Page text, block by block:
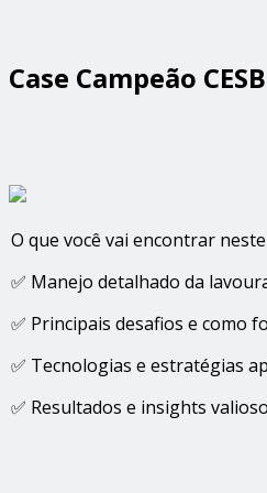
Case Campeão
O que você vai encontrar neste
✅ Manejo detalhado da
✅ Principais desafios e como
✅ Tecnologias e estratégias
✅ Resultados e insights